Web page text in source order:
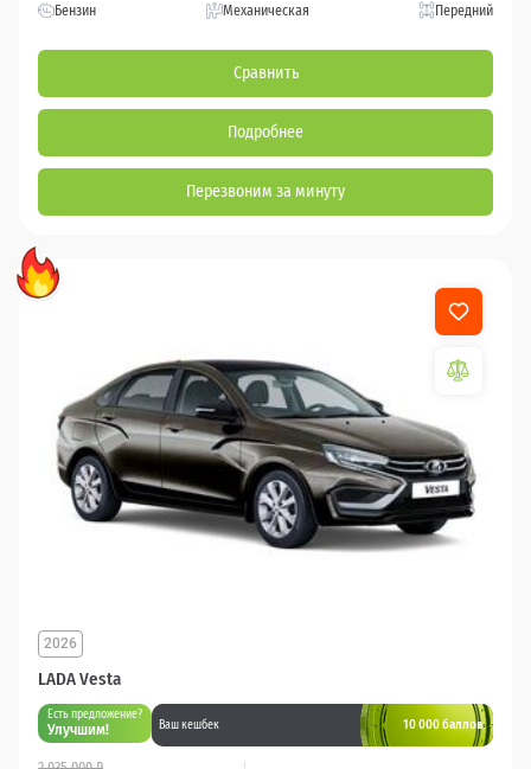
Бензин Механическая Передний
Сравнить
Подробнее
Перезвоним за минуту
LADA Vesta
2026
Есть предложение?
Улучшим! Ваш кешбек 10 000 баллов